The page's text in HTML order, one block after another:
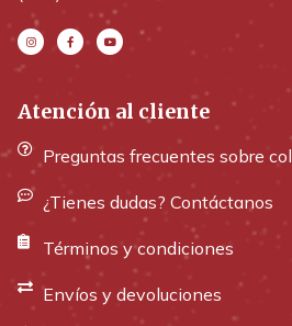
Atención al cliente
Preguntas frecuentes sobre
¿Tienes dudas? Contáctanos
Términos y condiciones
Envíos y devoluciones